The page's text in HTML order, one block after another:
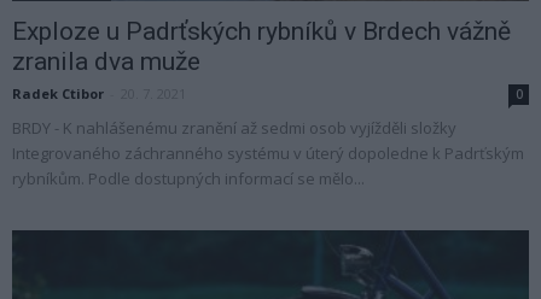
Exploze u Padrťských rybníků v Brdech vážně
zranila dva muže
Radek Ctibor 0
BRDY - K nahlášenému zranění až sedmi osob vyjížděli složky
Integrovaného záchranného systému v úterý dopoledne k Padrťským
rybníkům. Podle dostupných informací se mělo...